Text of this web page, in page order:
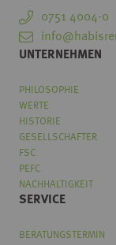
0751 4004-0
UNTERNEHMEN
PHILOSOPHIE
WERTE
HISTORIE
GESELLSCHAFTER
FSC
PEFC
NACHHALTIGKEIT
SERVICE
BERATUNGSTERMIN